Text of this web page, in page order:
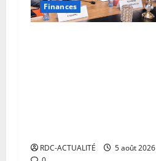
Finances
RDC-ACTUALITÉ
5 août 2026